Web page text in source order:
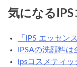
気になる
「IPS エッセン
IPSAの洗顔料は
ipsコスメティ